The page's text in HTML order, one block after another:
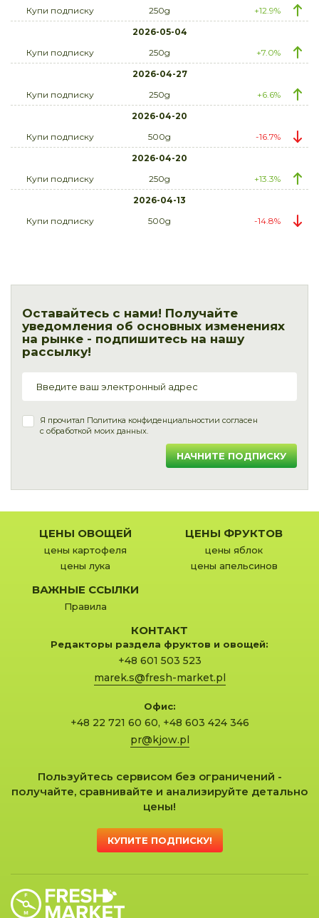
Купи подписку
250g
+12.9%
2026-05-04
Купи подписку
250g
+7.0%
2026-04-27
Купи подписку
250g
+6.6%
2026-04-20
Купи подписку
500g
-16.7%
2026-04-20
Купи подписку
250g
+13.3%
2026-04-13
Купи подписку
500g -14.8%
Оставайтесь с нами! Получайте
уведомления об основных изменениях
на рынке - подпишитесь на нашу
рассылку!
Я прочитал Политика конфиденциальностии согласен
с обработкой моих данных.
НАЧНИТЕ ПОДПИСКУ
ЦЕНЫ ОВОЩЕЙ
цены картофеля
цены лука
ЦЕНЫ ФРУКТОВ
цены яблок
цены апельсинов
ВАЖНЫЕ ССЫЛКИ
Правила
КОНТАКТ
Редакторы раздела фруктов и овощей:
+48 601 503 523
marek.s@fresh-market.pl
Офис:
+48 22 721 60 60, +48 603 424 346
pr@kjow.pl
Пользуйтесь сервисом без ограничений -
получайте, сравнивайте и анализируйте детально
цены!
КУПИТЕ ПОДПИСКУ!